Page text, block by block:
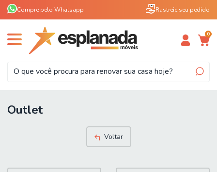
Compre pelo Whatsapp Rastreie seu pedido
0
Outlet
Voltar